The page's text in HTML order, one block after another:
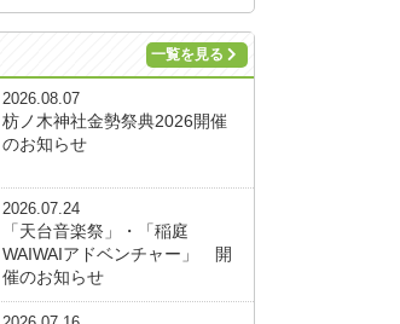
一覧を見る
2026.08.07
枋ノ木神社金勢祭典2026開催
のお知らせ
2026.07.24
「天台音楽祭」・「稲庭
WAIWAIアドベンチャー」 開
催のお知らせ